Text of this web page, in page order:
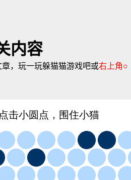
内容
，玩一玩躲猫猫游戏吧或右上角○